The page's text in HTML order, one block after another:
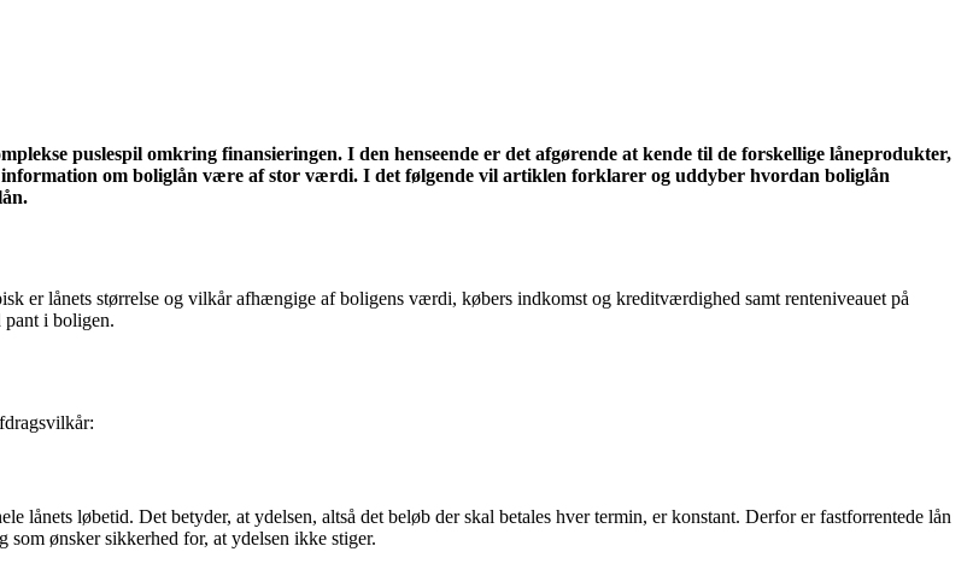
puslespil omkring finansieringen. I den henseende er det afgørende at kende til de forskellige låneprodukter,
om boliglån være af stor værdi. I det følgende vil artiklen forklarer og uddyber hvordan boliglån
er lånets størrelse og vilkår afhængige af boligens værdi, købers indkomst og kreditværdighed samt renteniveauet på
pant i boligen.
lånets løbetid. Det betyder, at ydelsen, altså det beløb der skal betales hver termin, er konstant. Derfor er fastforrentede lån
som ønsker sikkerhed for, at ydelsen ikke stiger.